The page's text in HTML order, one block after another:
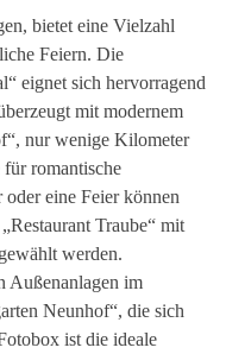
bietet eine Vielzahl
Feiern. Die
eignet sich hervorragend
mit modernem
nur wenige Kilometer
romantische
eine Feier können
Traube“ mit
werden.
Außenanlagen im
Neunhof“, die sich
ist die ideale